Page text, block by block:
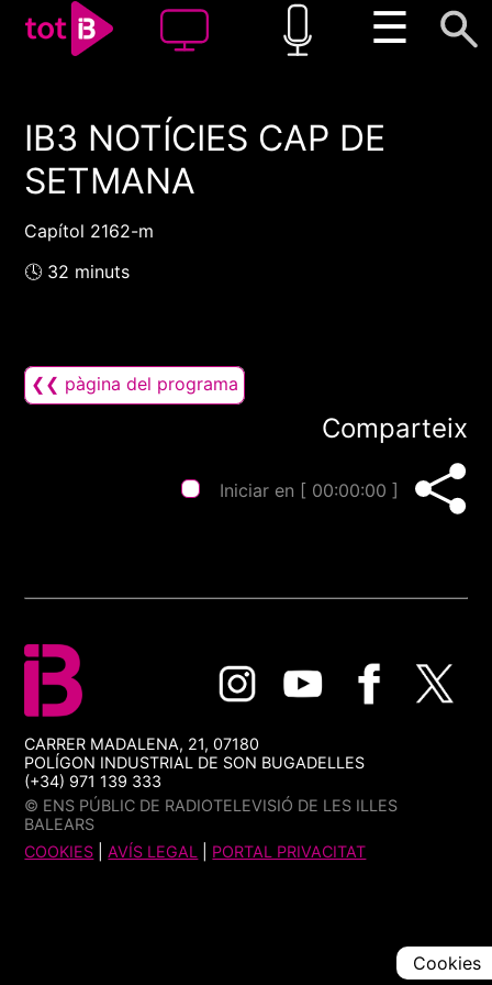
☰
00:00 00:00
1x
IB3 NOTÍCIES CAP DE
SETMANA
Capítol 2162-m
🕓 32 minuts
❮❮ pàgina del programa
Comparteix
Iniciar en [ 00:00:00 ]
CARRER MADALENA, 21, 07180
POLÍGON INDUSTRIAL DE SON BUGADELLES
(+34) 971 139 333
© ENS PÚBLIC DE RADIOTELEVISIÓ DE LES ILLES
BALEARS
COOKIES |AVÍS LEGAL PORTAL PRIVACITAT
Cookies